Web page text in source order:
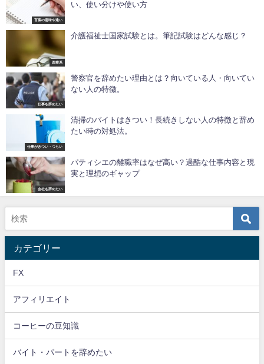
言葉の意味や違い
い、使い分けや使い方
医療系
介護福祉士国家試験とは。筆記試験はどんな感じ？
仕事を辞めたい
警察官を辞めたい理由とは？向いている人・向いてい
ない人の特徴。
仕事がきつい・つらい
清掃のバイトはきつい！長続きしない人の特徴と辞め
たい時の対処法。
会社を辞めたい
パティシエの離職率はなぜ高い？過酷な仕事内容と現
実と理想のギャップ
カテゴリー
FX
アフィリエイト
コーヒーの豆知識
バイト・パートを辞めたい